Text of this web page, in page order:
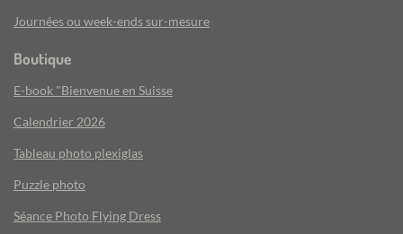
Journées ou week-ends sur-mesure
Boutique
E-book "Bienvenue en Suisse
Calendrier 2026
Tableau photo plexiglas
Puzzle photo
Séance Photo Flying Dress